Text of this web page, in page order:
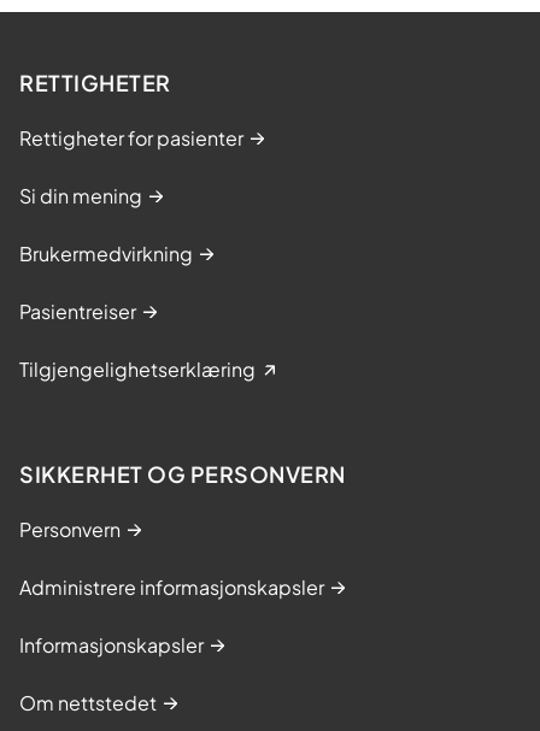
RETTIGHETER
Rettigheter for pasienter
Si din mening
Brukermedvirkning
Pasientreiser
Tilgjengelighetserklæring
SIKKERHET OG PERSONVERN
Personvern
Administrere informasjonskapsler
Informasjonskapsler
Om nettstedet